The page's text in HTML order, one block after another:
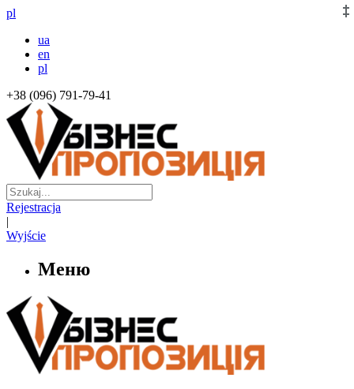
pl
ua
en
pl
+38 (096) 791-79-41
Rejestracja
|
Wyjście
Меню